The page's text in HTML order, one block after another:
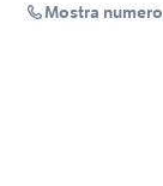
Mostra numero